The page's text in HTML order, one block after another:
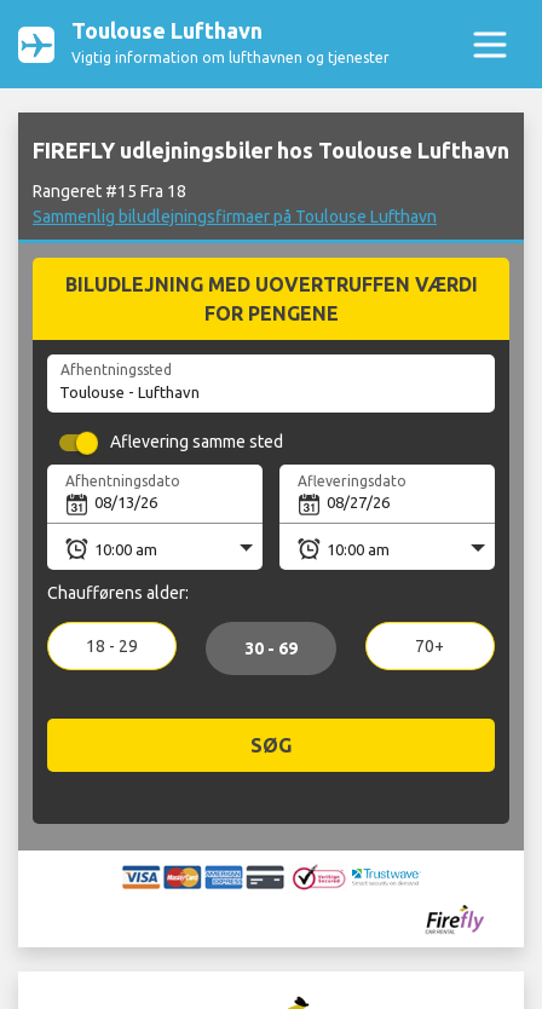
Toulouse Lufthavn
Vigtig information om lufthavnen og tjenester
FIREFLY udlejningsbiler hos Toulouse Lufthavn
Rangeret #15 Fra 18
Sammenlig biludlejningsfirmaer på Toulouse Lufthavn
BILUDLEJNING MED UOVERTRUFFEN VÆRDI
FOR PENGENE
Afhentningssted
Aflevering samme sted
Afhentningsdato Afleveringsdato
Chaufførens alder:
18 - 29 30 - 69 70+
SØG